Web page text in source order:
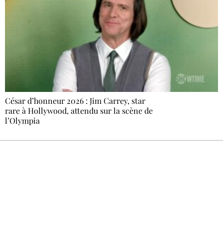
César d’honneur 2026 : Jim Carrey, star
rare à Hollywood, attendu sur la scène de
l’Olympia